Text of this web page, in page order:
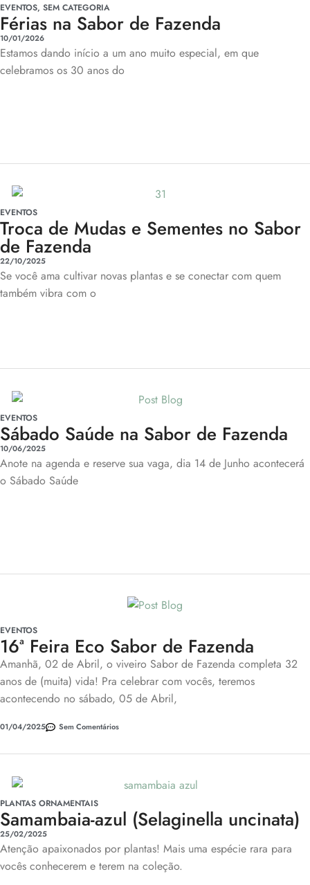
EVENTOS, SEM CATEGORIA
Férias na Sabor de Fazenda
10/01/2026
Estamos dando início a um ano muito especial, em que
celebramos os 30 anos do
EVENTOS
Troca de Mudas e Sementes no Sabor
de Fazenda
22/10/2025
Se você ama cultivar novas plantas e se conectar com quem
também vibra com o
EVENTOS
Sábado Saúde na Sabor de Fazenda
10/06/2025
Anote na agenda e reserve sua vaga, dia 14 de Junho acontecerá
o Sábado Saúde
EVENTOS
16ª Feira Eco Sabor de Fazenda
Amanhã, 02 de Abril, o viveiro Sabor de Fazenda completa 32
anos de (muita) vida! Pra celebrar com vocês, teremos
acontecendo no sábado, 05 de Abril,
01/04/2025 Sem Comentários
PLANTAS ORNAMENTAIS
Samambaia-azul (Selaginella uncinata)
25/02/2025
Atenção apaixonados por plantas! Mais uma espécie rara para
vocês conhecerem e terem na coleção.